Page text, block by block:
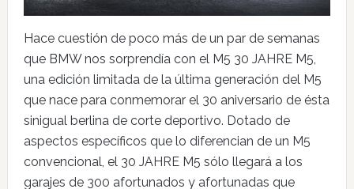
Hace cuestión de poco más de un par de semanas
que BMW nos sorprendía con el M5 30 JAHRE M5,
una edición limitada de la última generación del M5
que nace para conmemorar el 30 aniversario de ésta
sinigual berlina de corte deportivo. Dotado de
aspectos específicos que lo diferencian de un M5
convencional, el 30 JAHRE M5 sólo llegará a los
garajes de 300 afortunados y afortunadas que